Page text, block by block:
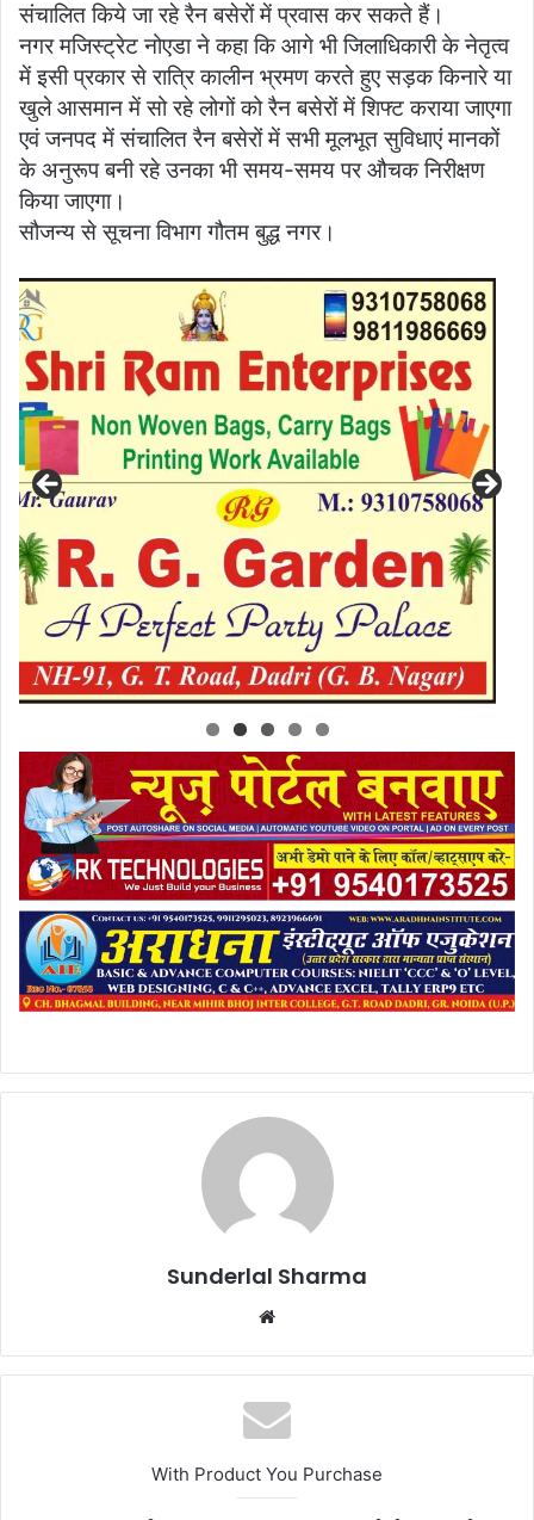
संचालित किये जा रहे रैन बसेरों में प्रवास कर सकते हैं।
नगर मजिस्ट्रेट नोएडा ने कहा कि आगे भी जिलाधिकारी के नेतृत्व
में इसी प्रकार से रात्रि कालीन भ्रमण करते हुए सड़क किनारे या
खुले आसमान में सो रहे लोगों को रैन बसेरों में शिफ्ट कराया जाएगा
एवं जनपद में संचालित रैन बसेरों में सभी मूलभूत सुविधाएं मानकों
के अनुरूप बनी रहे उनका भी समय-समय पर औचक निरीक्षण
किया जाएगा।
सौजन्य से सूचना विभाग गौतम बुद्ध नगर।
Sunderlal Sharma
Website
With Product You Purchase